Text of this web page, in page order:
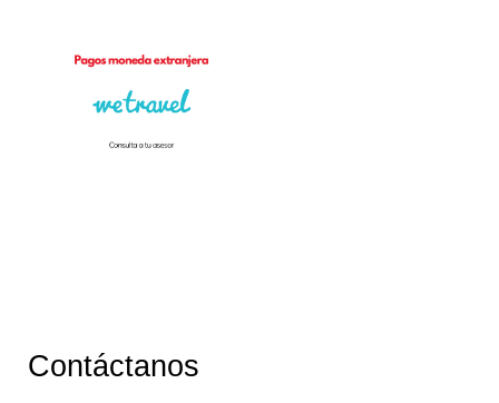
Contáctanos